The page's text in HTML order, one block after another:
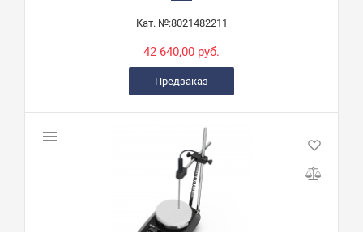
Кат. №:8021482211
42 640,00 руб.
Предзаказ